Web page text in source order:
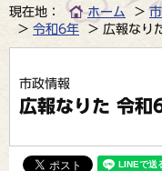
現在地： ホーム
令和6年
広報なり
市政情報
広報なりた 令